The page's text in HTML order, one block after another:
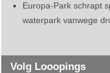
Europa-Park schrapt
waterpark vanwege
Volg Looopings